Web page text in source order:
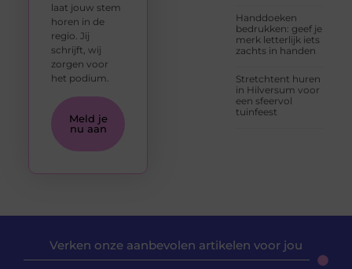
Handdoeken
bedrukken: geef je
merk letterlijk iets
zachts in handen
Stretchtent huren
in Hilversum voor
een sfeervol
tuinfeest
laat jouw stem
horen in de
regio. Jij
schrijft, wij
zorgen voor
het podium.
Meld je
nu aan
Verken onze aanbevolen artikelen voor jou